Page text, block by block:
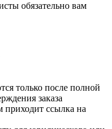
обязательно вам
только после полной
заказа
приходит ссылка на